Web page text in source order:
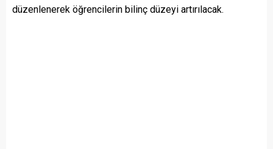
düzenlenerek öğrencilerin bilinç düzeyi artırılacak.